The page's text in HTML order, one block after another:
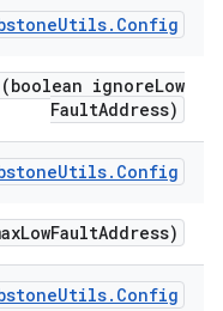
Utils. Config
(boolean ignoreLow
FaultAddress)
Utils. Config
LowFaultAddress)
Utils. Config